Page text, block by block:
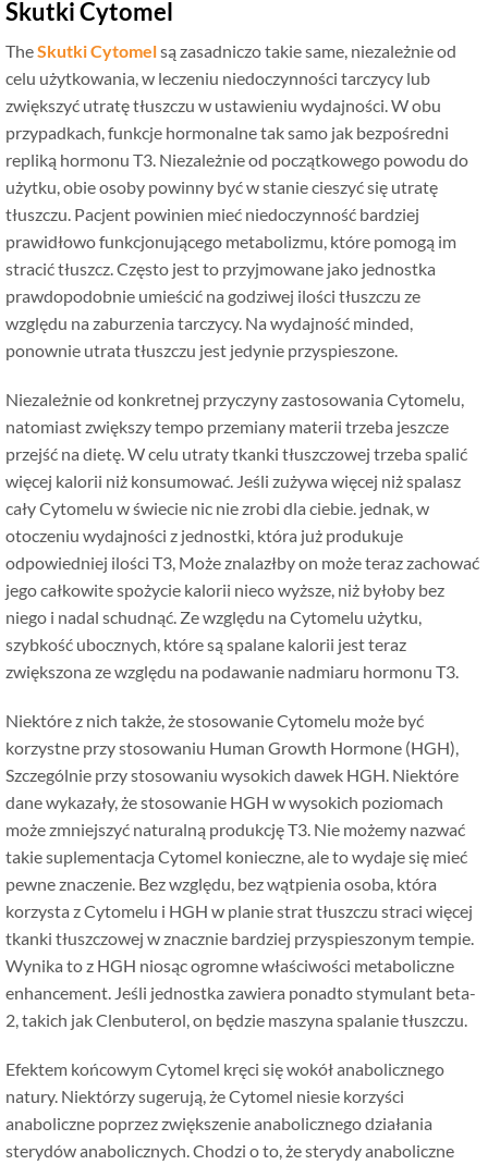
Skutki Cytomel
TheSkutki Cytomelsą zasadniczo takie same, niezależnie od
celu użytkowania, w leczeniu niedoczynności tarczycy lub
zwiększyć utratę tłuszczu w ustawieniu wydajności. W obu
przypadkach, funkcje hormonalne tak samo jak bezpośredni
repliką hormonu T3. Niezależnie od początkowego powodu do
użytku, obie osoby powinny być w stanie cieszyć się utratę
tłuszczu. Pacjent powinien mieć niedoczynność bardziej
prawidłowo funkcjonującego metabolizmu, które pomogą im
stracić tłuszcz. Często jest to przyjmowane jako jednostka
prawdopodobnie umieścić na godziwej ilości tłuszczu ze
względu na zaburzenia tarczycy. Na wydajność minded,
ponownie utrata tłuszczu jest jedynie przyspieszone.
Niezależnie od konkretnej przyczyny zastosowania Cytomelu,
natomiast zwiększy tempo przemiany materii trzeba jeszcze
przejść na dietę. W celu utraty tkanki tłuszczowej trzeba spalić
więcej kalorii niż konsumować. Jeśli zużywa więcej niż spalasz
cały Cytomelu w świecie nic nie zrobi dla ciebie. jednak, w
otoczeniu wydajności z jednostki, która już produkuje
odpowiedniej ilości T3, Może znalazłby on może teraz zachować
jego całkowite spożycie kalorii nieco wyższe, niż byłoby bez
niego i nadal schudnąć. Ze względu na Cytomelu użytku,
szybkość ubocznych, które są spalane kalorii jest teraz
zwiększona ze względu na podawanie nadmiaru hormonu T3.
Niektóre z nich także, że stosowanie Cytomelu może być
korzystne przy stosowaniu Human Growth Hormone (HGH),
Szczególnie przy stosowaniu wysokich dawek HGH. Niektóre
dane wykazały, że stosowanie HGH w wysokich poziomach
może zmniejszyć naturalną produkcję T3. Nie możemy nazwać
takie suplementacja Cytomel konieczne, ale to wydaje się mieć
pewne znaczenie. Bez względu, bez wątpienia osoba, która
korzysta z Cytomelu i HGH w planie strat tłuszczu straci więcej
tkanki tłuszczowej w znacznie bardziej przyspieszonym tempie.
Wynika to z HGH niosąc ogromne właściwości metaboliczne
enhancement. Jeśli jednostka zawiera ponadto stymulant beta-
2, takich jak Clenbuterol, on będzie maszyna spalanie tłuszczu.
Efektem końcowym Cytomel kręci się wokół anabolicznego
natury. Niektórzy sugerują, że Cytomel niesie korzyści
anaboliczne poprzez zwiększenie anabolicznego działania
sterydów anabolicznych. Chodzi o to, że sterydy anaboliczne